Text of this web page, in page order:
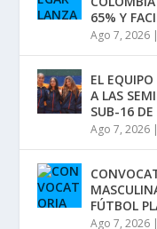
65% Y
Ago 7, 2026
EL
A LAS
SUB-16
Ago 7, 2026
FÚTBOL
Ago 7, 2026 |